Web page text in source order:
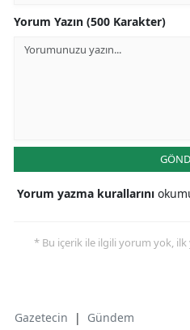
Yorum Yazın (500 Karakter)
Yorum yazma kurallarını
* Bu içerik ile ilgili yorum yok, ilk
Gazetecin | Gündem